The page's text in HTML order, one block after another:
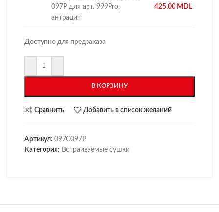
097P для арт. 999Pro,
антрацит
425.00 MDL
Доступно для предзаказа
В КОРЗИНУ
Сравнить Добавить в список желаний
Артикул: 097C097P
Категория: Встраиваемые сушки